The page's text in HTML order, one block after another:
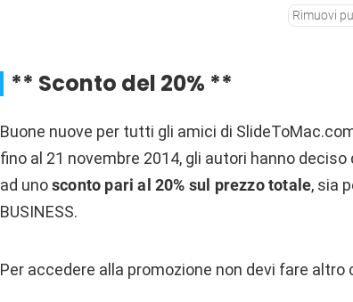
Rimuovi
** Sconto del 20% **
Buone nuove per tutti gli amici di
fino al 21 novembre 2014, gli autori hanno
ad unosconto pari al 20% sul prezzo totale, sia
BUSINESS.
Per accedere alla promozione non devi fare altro